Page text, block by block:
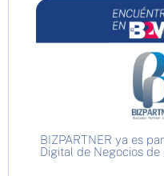
BIZPARTNER ya es
Digital de Negocios de